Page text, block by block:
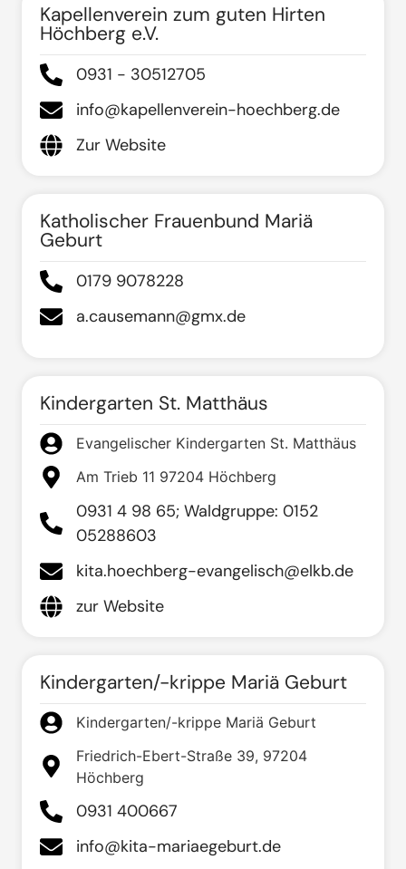
Kapellenverein zum guten Hirten
Höchberg e.V.
0931 - 30512705
info@kapellenverein-hoechberg.de
Zur Website
Katholischer Frauenbund Mariä
Geburt
0179 9078228
a.causemann@gmx.de
Kindergarten St. Matthäus
Evangelischer Kindergarten St. Matthäus
Am Trieb 11 97204 Höchberg
0931 4 98 65; Waldgruppe: 0152
05288603
kita.hoechberg-evangelisch@elkb.de
zur Website
Kindergarten/-krippe Mariä Geburt
Kindergarten/-krippe Mariä Geburt
Friedrich-Ebert-Straße 39, 97204
Höchberg
0931 400667
info@kita-mariaegeburt.de